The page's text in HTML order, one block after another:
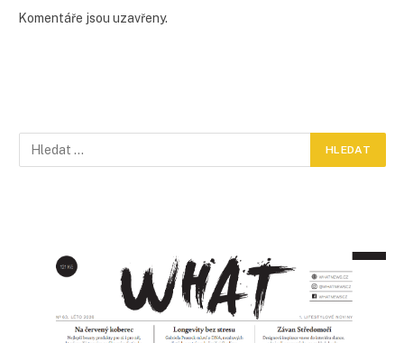
Komentáře jsou uzavřeny.